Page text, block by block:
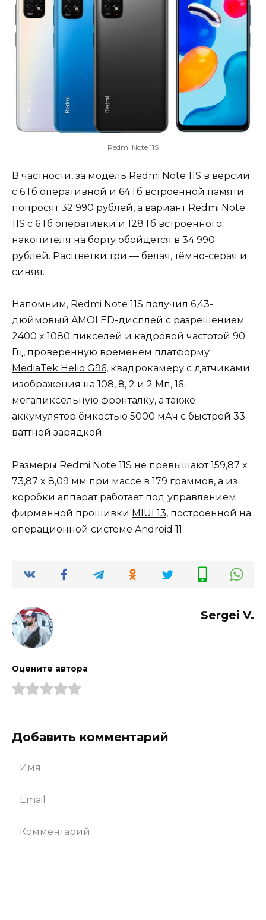
Redmi Note 11S
В частности, за модель Redmi Note 11S в версии
с 6 Гб оперативной и 64 Гб встроенной памяти
попросят 32 990 рублей, а вариант Redmi Note
11S с 6 Гб оперативки и 128 Гб встроенного
накопителя на борту обойдется в 34 990
рублей. Расцветки три — белая, тёмно-серая и
синяя.
Напомним, Redmi Note 11S получил 6,43-
дюймовый AMOLED-дисплей с разрешением
2400 x 1080 пикселей и кадровой частотой 90
Гц, проверенную временем платформу
MediaTek Helio G96, квадрокамеру с датчиками
изображения на 108, 8, 2 и 2 Мп, 16-
мегапиксельную фронталку, а также
аккумулятор ёмкостью 5000 мАч с быстрой 33-
ваттной зарядкой.
Размеры Redmi Note 11S не превышают 159,87 x
73,87 x 8,09 мм при массе в 179 граммов, а из
коробки аппарат работает под управлением
фирменной прошивки MIUI 13, построенной на
операционной системе Android 11.
Sergei V.
Оцените автора
Добавить комментарий
Имя
*
Email
*
Комментарий